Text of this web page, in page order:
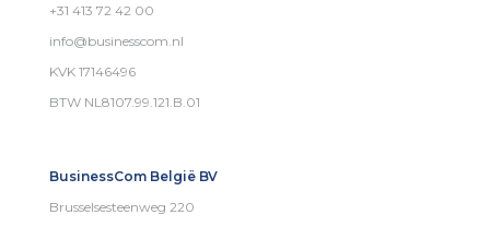
+31 413 72 42 00
info@businesscom.nl
KVK 17146496
BTW NL8107.99.121.B.01
BusinessCom België BV
Brusselsesteenweg 220